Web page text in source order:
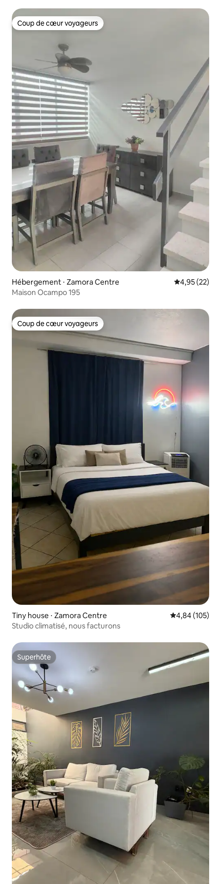
Coup de cœur voyageurs
Coup de cœur voyageurs
Hébergement ⋅ Zamora Centre Évaluation
4,95 (22)
Maison Ocampo 195
Coup de cœur voyageurs
Coup de cœur voyageurs
Tiny house ⋅ Zamora Centre Évaluation
4,84 (105)
Studio climatisé, nous facturons
Superhôte
Superhôte